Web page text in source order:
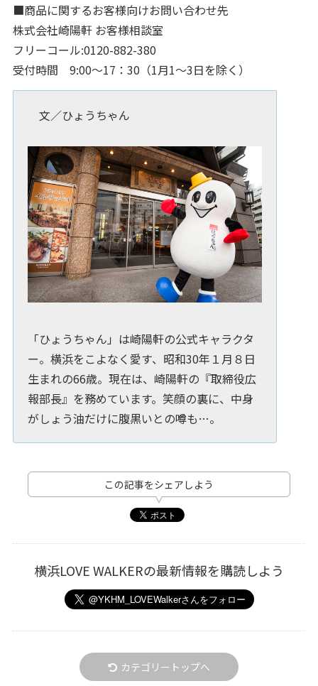
■商品に関するお客様向けお問い合わせ先
株式会社崎陽軒 お客様相談室
フリーコール:0120-882-380
受付時間 9:00～17：30（1月1～3日を除く）
文／ひょうちゃん
「ひょうちゃん」は崎陽軒の公式キャラクタ
ー。横浜をこよなく愛す、昭和30年１月８日
生まれの66歳。現在は、崎陽軒の『取締役広
報部長』を務めています。笑顔の裏に、中身
がしょう油だけに腹黒いとの噂も…。
この記事をシェアしよう
横浜LOVE WALKERの最新情報を購読しよう
カテゴリートップへ